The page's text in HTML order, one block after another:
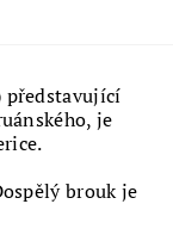
představující
je
brouk je